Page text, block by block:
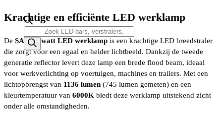
Producten
zoeken
Krachtige en efficiënte LED werklamp
De SAE 12 watt LED werklamp is een krachtige LED breedstraler
die zorgt voor een egaal en helder lichtbeeld. Dankzij de tweede
generatie reflector levert deze lamp een brede flood beam, ideaal
voor werkverlichting op voertuigen, machines en trailers. Met een
lichtopbrengst van 1136 lumen (745 lumen gemeten) en een
kleurtemperatuur van 6000K biedt deze werklamp uitstekend zicht
onder alle omstandigheden.